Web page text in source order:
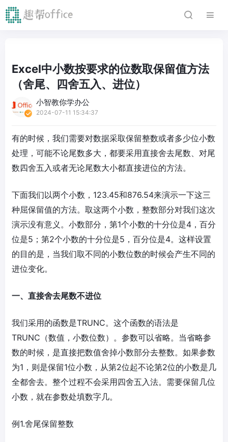
Excel中小数按要求的位数取保留值方法
（舍尾、四舍五入、进位）
小智教你学办公
2024-07-11 15:34:37
有的时候，我们需要对数据采取保留整数或者多少位小数
处理，可能不论尾数多大，都要采用直接舍去尾数、对尾
数四舍五入或者无论尾数大小都直接进位的方法。
下面我们以两个小数，123.45和876.54来演示一下这三
种屈保留值的方法。取这两个小数，整数部分对我们这次
演示没有意义。小数部分，第1个小数的十分位是4，百分
位是5；第2个小数的十分位是5，百分位是4。这样设置
的目的是，当我们取不同的小数位数的时候会产生不同的
进位变化。
一、直接舍去尾数不进位
我们采用的函数是TRUNC。这个函数的语法是
TRUNC（数值，小数位数）。参数可以省略。当省略参
数的时候，是直接把数值舍掉小数部分去整数。如果参数
为1，则是保留1位小数，从第2位起不论第2位的小数是几
全都舍去。整个过程不会采用四舍五入法。需要保留几位
小数，就在参数处填数字几。
例1.舍尾保留整数